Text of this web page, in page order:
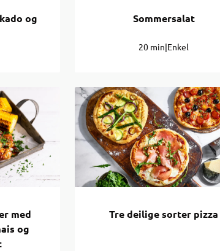
og
Sommersalat
20 min|Enkel
med
og
Tre deilige sorter pizza